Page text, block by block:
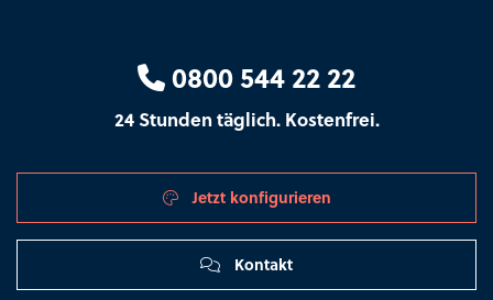
0800 544 22 22
24 Stunden täglich. Kostenfrei.
Jetzt konfigurieren
Kontakt